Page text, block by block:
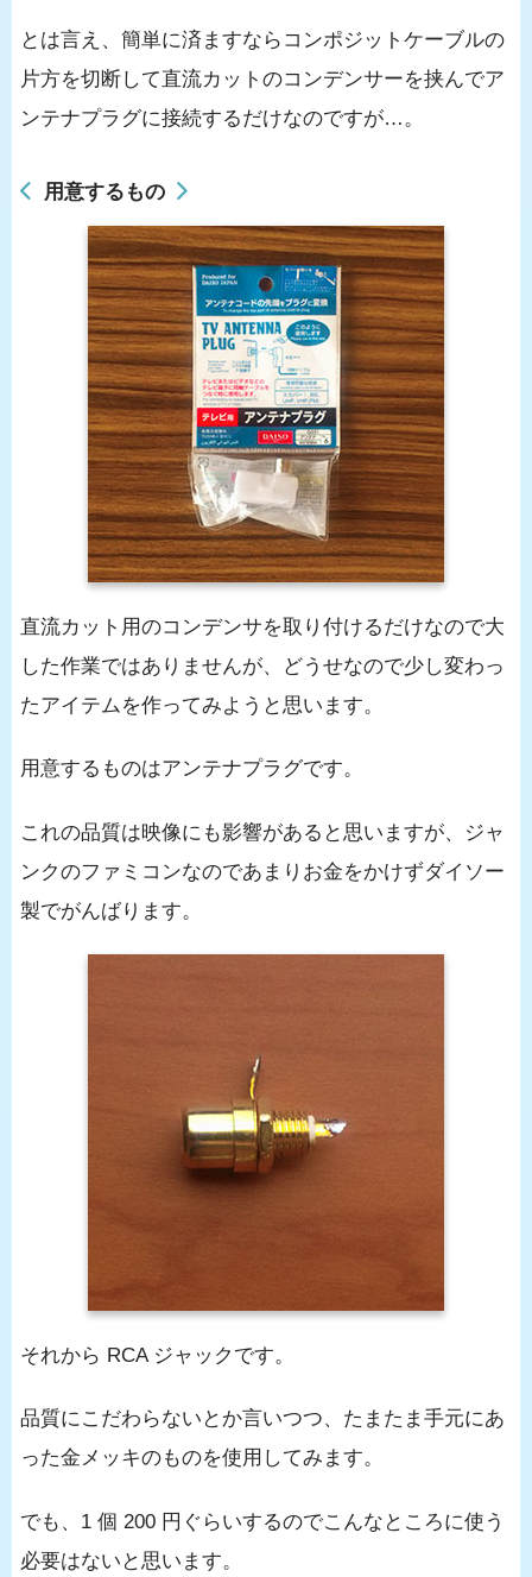
とは言え、簡単に済ますならコンポジットケーブルの
片方を切断して直流カットのコンデンサーを挟んでア
ンテナプラグに接続するだけなのですが…。
用意するもの
直流カット用のコンデンサを取り付けるだけなので大
した作業ではありませんが、どうせなので少し変わっ
たアイテムを作ってみようと思います。
用意するものはアンテナプラグです。
これの品質は映像にも影響があると思いますが、ジャ
ンクのファミコンなのであまりお金をかけずダイソー
製でがんばります。
それから RCA ジャックです。
品質にこだわらないとか言いつつ、たまたま手元にあ
った金メッキのものを使用してみます。
でも、1 個 200 円ぐらいするのでこんなところに使う
必要はないと思います。